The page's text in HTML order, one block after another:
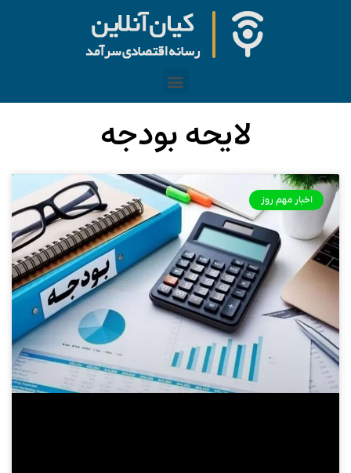
لایحه بودجه
اخبار مهم روز